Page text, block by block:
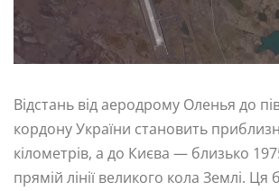
Відстань від аеродрому Оленья до
кордону України становить
кілометрів, а до Києва — близько
прямій лінії великого кола Землі. Ця